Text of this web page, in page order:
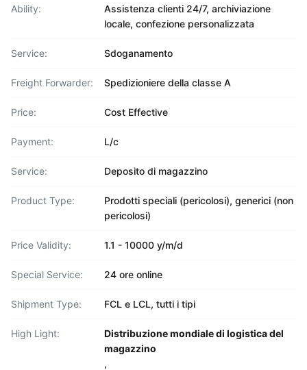
Ability:
Assistenza clienti 24/7, archiviazione
locale, confezione personalizzata
Service: Sdoganamento
Freight Forwarder: Spedizioniere della classe A
Price: Cost Effective
Payment: L/c
Service: Deposito di magazzino
Product Type:
Prodotti speciali (pericolosi), generici (non
pericolosi)
Price Validity: 1.1 - 10000 y/m/d
Special Service: 24 ore online
Shipment Type: FCL e LCL, tutti i tipi
High Light:
Distribuzione mondiale di logistica del
magazzino
,